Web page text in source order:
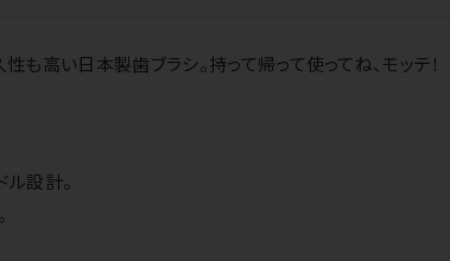
高い日本製歯ブラシ。持って帰って使ってね、モッテ！
設計。